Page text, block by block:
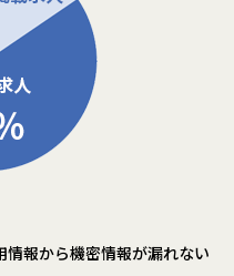
スターの立場でのプロ
社メンバ及びビジネス
って頂きます
できます
報から機密情報が漏れない